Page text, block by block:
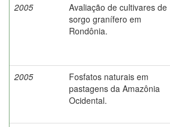
2005
Avaliação de cultivares de
sorgo granífero em
Rondônia.
2005
Fosfatos naturais em
pastagens da Amazônia
Ocidental.